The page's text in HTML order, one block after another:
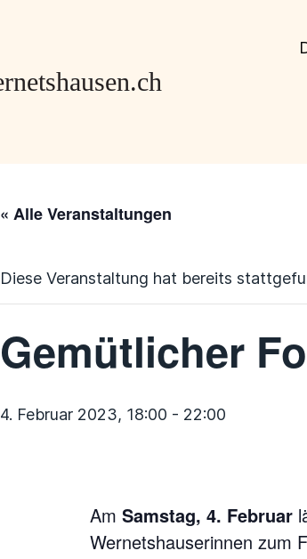
« Alle Veranstaltungen
Diese Veranstaltung hat bereits
Gemütlicher
4. Februar 2023, 18:00 - 22:00
Am Samstag, 4. Februar
Wernetshauserinnen zum